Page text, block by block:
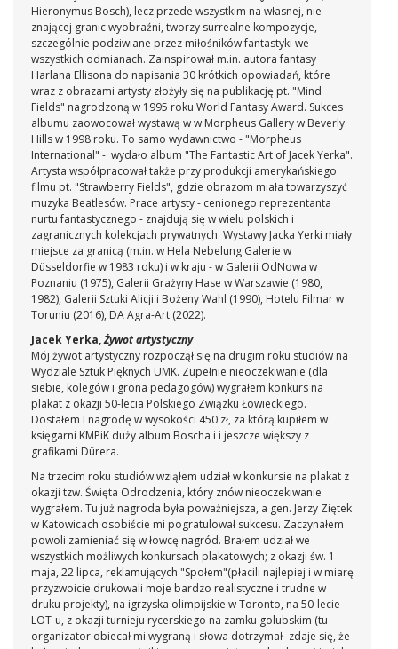
Hieronymus Bosch), lecz przede wszystkim na własnej, nie
znającej granic wyobraźni, tworzy surrealne kompozycje,
szczególnie podziwiane przez miłośników fantastyki we
wszystkich odmianach. Zainspirował m.in. autora fantasy
Harlana Ellisona do napisania 30 krótkich opowiadań, które
wraz z obrazami artysty złożyły się na publikację pt. "Mind
Fields" nagrodzoną w 1995 roku World Fantasy Award. Sukces
albumu zaowocował wystawą w w Morpheus Gallery w Beverly
Hills w 1998 roku. To samo wydawnictwo - "Morpheus
International" - wydało album "The Fantastic Art of Jacek Yerka".
Artysta współpracował także przy produkcji amerykańskiego
filmu pt. "Strawberry Fields", gdzie obrazom miała towarzyszyć
muzyka Beatlesów. Prace artysty - cenionego reprezentanta
nurtu fantastycznego - znajdują się w wielu polskich i
zagranicznych kolekcjach prywatnych. Wystawy Jacka Yerki miały
miejsce za granicą (m.in. w Hela Nebelung Galerie w
Düsseldorfie w 1983 roku) i w kraju - w Galerii OdNowa w
Poznaniu (1975), Galerii Grażyny Hase w Warszawie (1980,
1982), Galerii Sztuki Alicji i Bożeny Wahl (1990), Hotelu Filmar w
Toruniu (2016), DA Agra-Art (2022).
Jacek Yerka,Żywot artystyczny
Mój żywot artystyczny rozpoczął się na drugim roku studiów na
Wydziale Sztuk Pięknych UMK. Zupełnie nieoczekiwanie (dla
siebie, kolegów i grona pedagogów) wygrałem konkurs na
plakat z okazji 50-lecia Polskiego Związku Łowieckiego.
Dostałem I nagrodę w wysokości 450 zł, za którą kupiłem w
księgarni KMPiK duży album Boscha i i jeszcze większy z
grafikami Dürera.
Na trzecim roku studiów wziąłem udział w konkursie na plakat z
okazji tzw. Święta Odrodzenia, który znów nieoczekiwanie
wygrałem. Tu już nagroda była poważniejsza, a gen. Jerzy Ziętek
w Katowicach osobiście mi pogratulował sukcesu. Zaczynałem
powoli zamieniać się w łowcę nagród. Brałem udział we
wszystkich możliwych konkursach plakatowych; z okazji św. 1
maja, 22 lipca, reklamujących "Społem"(płacili najlepiej i w miarę
przyzwoicie drukowali moje bardzo realistyczne i trudne w
druku projekty), na igrzyska olimpijskie w Toronto, na 50-lecie
LOT-u, z okazji turnieju rycerskiego na zamku golubskim (tu
organizator obiecał mi wygraną i słowa dotrzymał- zdaje się, że